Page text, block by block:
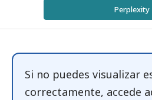
Perplexity
Si no puedes visualizar
correctamente, accede